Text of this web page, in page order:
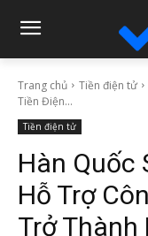
Trang chủ Tiền điện tử
Tiền Điện...
Tiền điện tử
Hàn Quốc
Hỗ Trợ
Trở Thành